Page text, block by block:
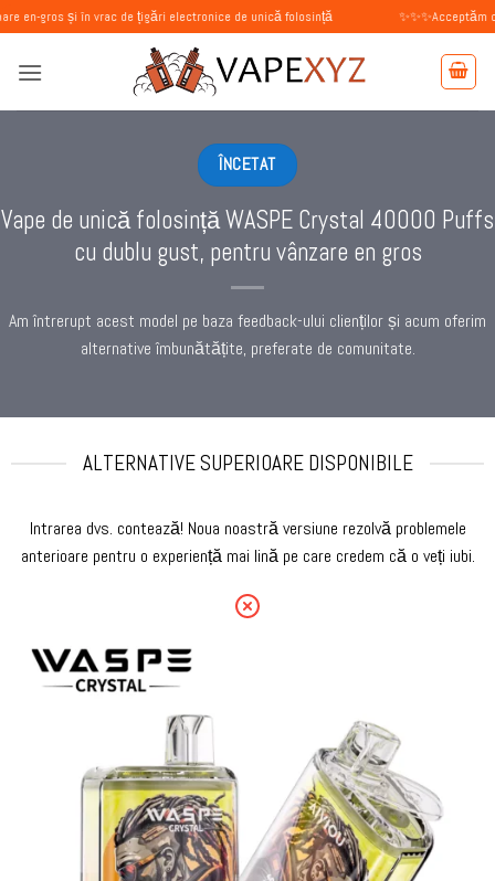
Skip
to
content
și în vrac de țigări electronice de unică folosință ✨✨✨Acceptăm comenzi
ÎNCETAT
Vape de unică folosință WASPE Crystal 40000 Puffs
cu dublu gust, pentru vânzare en gros
Am întrerupt acest model pe baza feedback-ului clienților și acum oferim
alternative îmbunătățite, preferate de comunitate.
ALTERNATIVE SUPERIOARE DISPONIBILE
Intrarea dvs. contează! Noua noastră versiune rezolvă problemele
anterioare pentru o experiență mai lină pe care credem că o veți iubi.